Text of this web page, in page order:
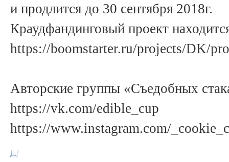
и продлится до 30 сентября 2018г.
Краудфандинговый проект
https://boomstarter.ru/projects/DK/
Авторские группы «Съедобных
https://vk.com/edible_cup
https://www.instagram.com/